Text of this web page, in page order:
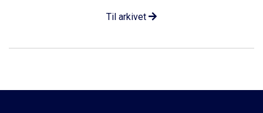
Til arkivet